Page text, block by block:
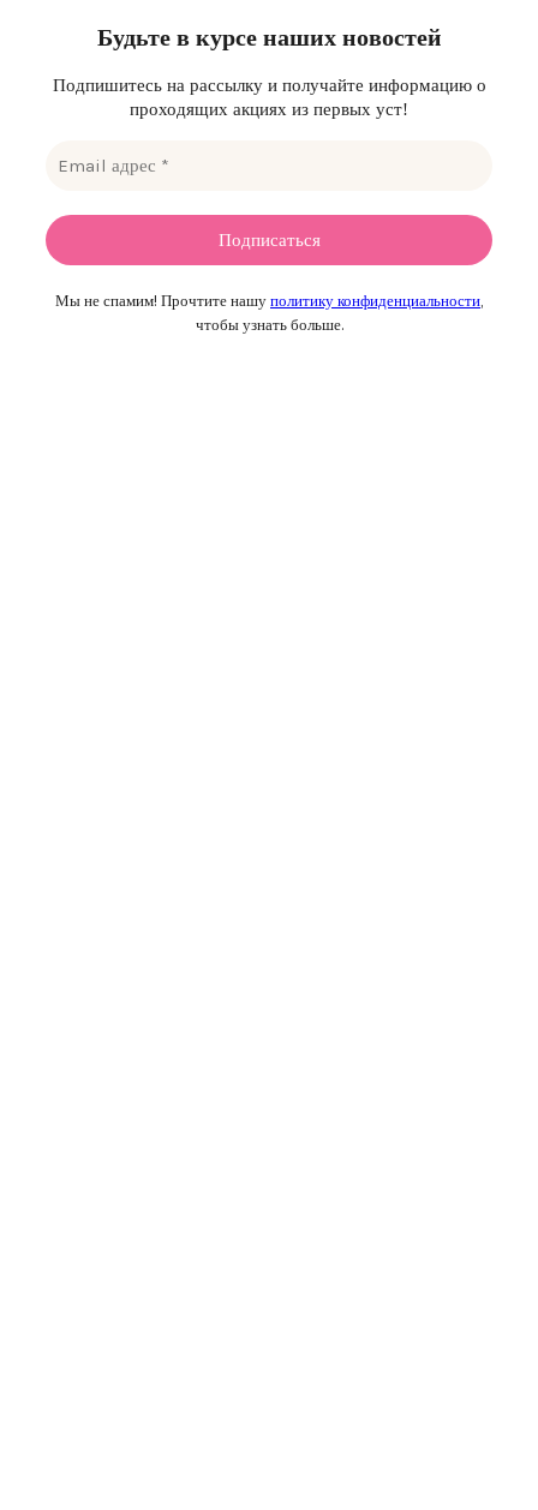
Будьте в курсе наших новостей
Подпишитесь на рассылку и получайте информацию о
проходящих акциях из первых уст!
Мы не спамим! Прочтите нашу политику конфиденциальности
чтобы узнать больше.